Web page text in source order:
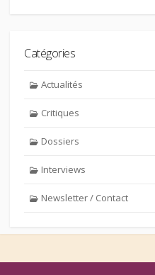
Catégories
Actualités
Critiques
Dossiers
Interviews
Newsletter / Contact